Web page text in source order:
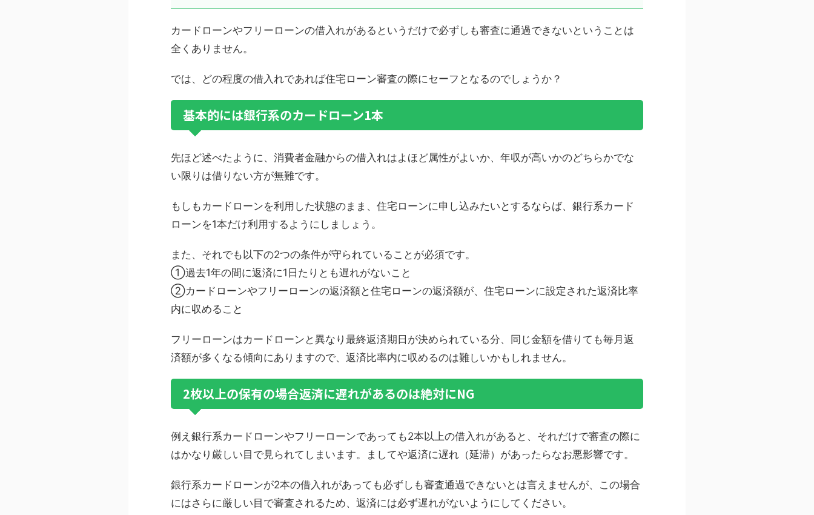
カードローンやフリーローンの借入れがあるというだけで必ずしも審査に通過できないということは
全くありません。
では、どの程度の借入れであれば住宅ローン審査の際にセーフとなるのでしょうか？
基本的には銀行系のカードローン1本
先ほど述べたように、消費者金融からの借入れはよほど属性がよいか、年収が高いかのどちらかでな
い限りは借りない方が無難です。
もしもカードローンを利用した状態のまま、住宅ローンに申し込みたいとするならば、銀行系カード
ローンを1本だけ利用するようにしましょう。
また、それでも以下の2つの条件が守られていることが必須です。
①過去1年の間に返済に1日たりとも遅れがないこと
②カードローンやフリーローンの返済額と住宅ローンの返済額が、住宅ローンに設定された返済比率
内に収めること
フリーローンはカードローンと異なり最終返済期日が決められている分、同じ金額を借りても毎月返
済額が多くなる傾向にありますので、返済比率内に収めるのは難しいかもしれません。
2枚以上の保有の場合返済に遅れがあるのは絶対にNG
例え銀行系カードローンやフリーローンであっても2本以上の借入れがあると、それだけで審査の際に
はかなり厳しい目で見られてしまいます。ましてや返済に遅れ（延滞）があったらなお悪影響です。
銀行系カードローンが2本の借入れがあっても必ずしも審査通過できないとは言えませんが、この場合
にはさらに厳しい目で審査されるため、返済には必ず遅れがないようにしてください。